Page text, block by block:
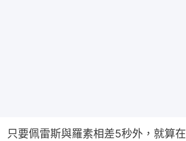
只要佩雷斯與羅素相差5秒外，就算